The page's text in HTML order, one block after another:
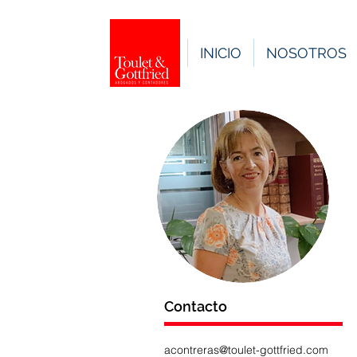
INICIO NOSOTROS
Contacto
acontreras@toulet-gottfried.com